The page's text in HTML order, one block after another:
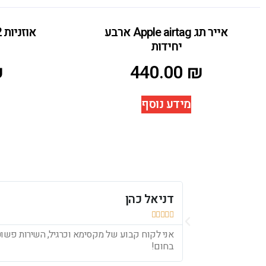
אייר תג Apple airtag ארבע
יחידות
440.00 ₪
מידע נוסף
דניאל כהן





אני לקוח קבוע של מקסימא וכרגיל, השירות
בחום!